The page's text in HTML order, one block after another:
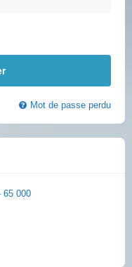
Mot de passe perdu
65 000